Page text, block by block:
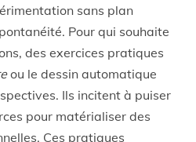
sans plan
Pour qui souhaite
des exercices pratiques
ou le dessin automatique
Ils incitent à puiser
pour matérialiser des
Ces pratiques